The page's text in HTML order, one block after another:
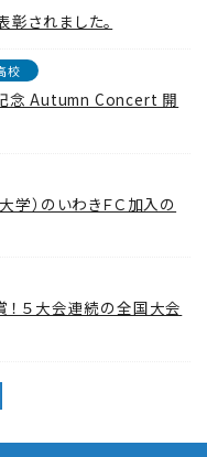
されました。
校
念 Autumn Concert 開
）のいわきＦＣ加入の
５大会連続の全国大会